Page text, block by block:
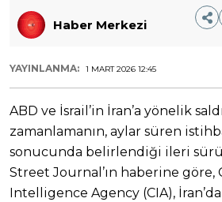
Haber Merkezi
YAYINLANMA: 1 MART 2026 12:45
ABD ve İsrail’in İran’a yönelik
zamanlamanın, aylar süren
sonucunda belirlendiği ileri
Street Journal’ın haberine göre,
Intelligence Agency (CIA),